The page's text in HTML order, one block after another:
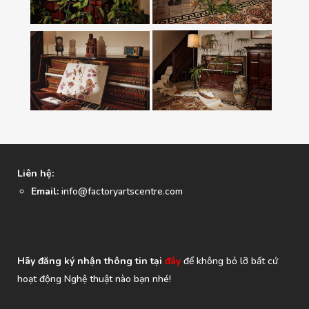
Thủy’, 2018
Thủy’, 2018
‘Cảnh Máy Chữ’
Trong Loạt Tác
Phẩm ‘Nội Phong
Thủy’, 2018
‘Vườn Dương Cầm’
Trong Loạt Tác
Phẩm ‘Nội Phong
Thủy’, 2018
‘Khúc Ca Bông Giấy’
Phẩm ‘Nội Phong
‘Sông Dương Cầm’
Phẩm ‘Nội Phong
Liên hệ:
Email: info@factoryartscentre.com
Hãy đăng ký nhận thông tin tại đây để không bỏ lỡ bất cứ
hoạt động Nghệ thuật nào bạn nhé!